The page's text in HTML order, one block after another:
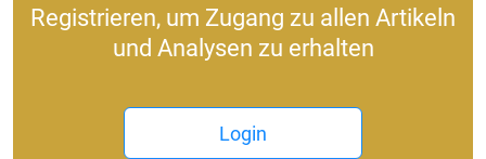
Registrieren, um Zugang zu allen Artikeln
und Analysen zu erhalten
Login